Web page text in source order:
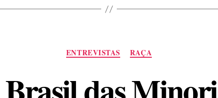
Categorias
ENTREVISTAS RAÇA